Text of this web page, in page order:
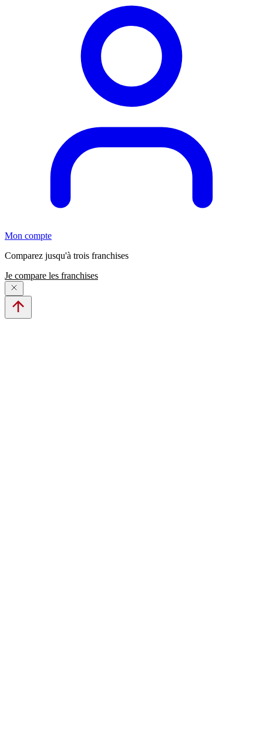
Mon compte
Comparez jusqu'à trois franchises
Je compare les franchises